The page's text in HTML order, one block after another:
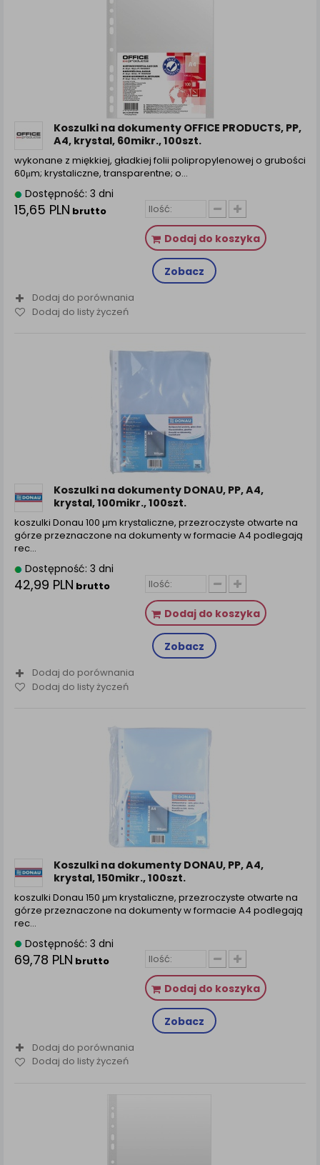
Koszulki na dokumenty OFFICE PRODUCTS, PP,
A4, krystal, 60mikr., 100szt.
wykonane z miękkiej, gładkiej folii polipropylenowej o grubości
60μm; krystaliczne, transparentne; o...
Dostępność: 3 dni
15,65 PLN brutto
Dodaj do koszyka
Zobacz
Dodaj do porównania
Dodaj do listy życzeń
Koszulki na dokumenty DONAU, PP, A4,
krystal, 100mikr., 100szt.
koszulki Donau 100 µm krystaliczne, przezroczyste otwarte na
górze przeznaczone na dokumenty w formacie A4 podlegają
rec...
Dostępność: 3 dni
42,99 PLN brutto
Dodaj do koszyka
Zobacz
Dodaj do porównania
Dodaj do listy życzeń
Koszulki na dokumenty DONAU, PP, A4,
krystal, 150mikr., 100szt.
koszulki Donau 150 µm krystaliczne, przezroczyste otwarte na
górze przeznaczone na dokumenty w formacie A4 podlegają
rec...
Dostępność: 3 dni
69,78 PLN brutto
Dodaj do koszyka
Zobacz
Dodaj do porównania
Dodaj do listy życzeń